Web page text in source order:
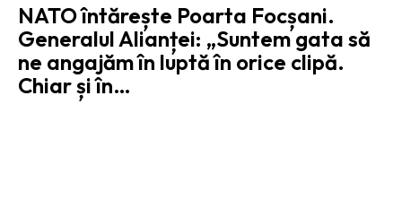
NATO întărește Poarta Focșani.
Generalul Alianței: „Suntem gata să
ne angajăm în luptă în orice clipă.
Chiar și în…